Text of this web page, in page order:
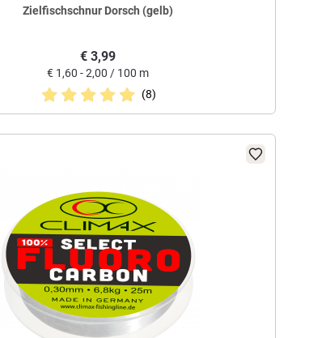
Zielfischschnur Dorsch (gelb)
€ 3,99
€ 1,60 - 2,00 / 100 m
(8)